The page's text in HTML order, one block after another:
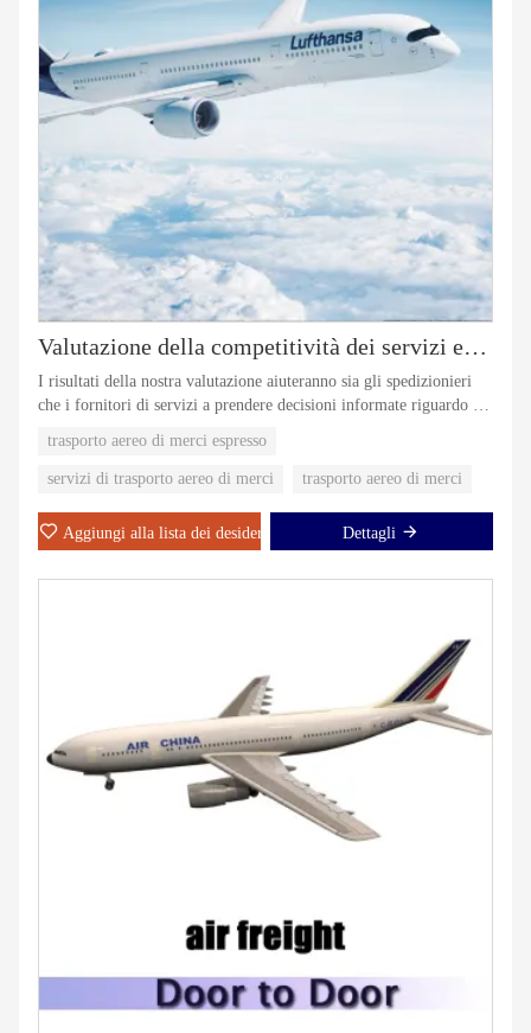
Valutazione della competitività dei servizi espressi di merci aviotrasportate dagli Stati Uniti alla Cina
I risultati della nostra valutazione aiuteranno sia gli spedizionieri
che i fornitori di servizi a prendere decisioni informate riguardo ai
questa analisi contribuirà a migliorare l’efficienza complessiva del
trasporto aereo di merci tra gli Stati Uniti e la Cina.
trasporto aereo di merci espresso
servizi di trasporto aereo di merci trasporto aereo di merci
Aggiungi alla lista dei desideri Dettagli